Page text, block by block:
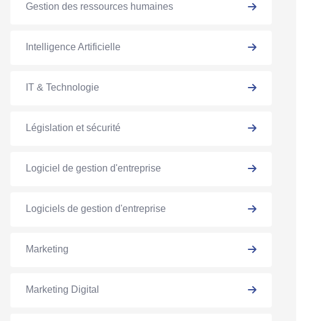
Gestion des ressources humaines
Intelligence Artificielle
IT & Technologie
Législation et sécurité
Logiciel de gestion d'entreprise
Logiciels de gestion d'entreprise
Marketing
Marketing Digital